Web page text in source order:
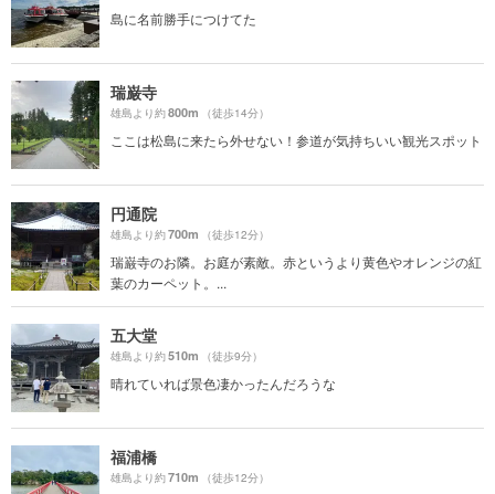
島に名前勝手につけてた
瑞巌寺
雄島より約800m （徒歩14分）
ここは松島に来たら外せない！参道が気持ちいい観光スポット
円通院
雄島より約700m （徒歩12分）
瑞巌寺のお隣。お庭が素敵。赤というより黄色やオレンジの紅
葉のカーペット。...
五大堂
雄島より約510m （徒歩9分）
晴れていれば景色凄かったんだろうな
福浦橋
雄島より約710m （徒歩12分）